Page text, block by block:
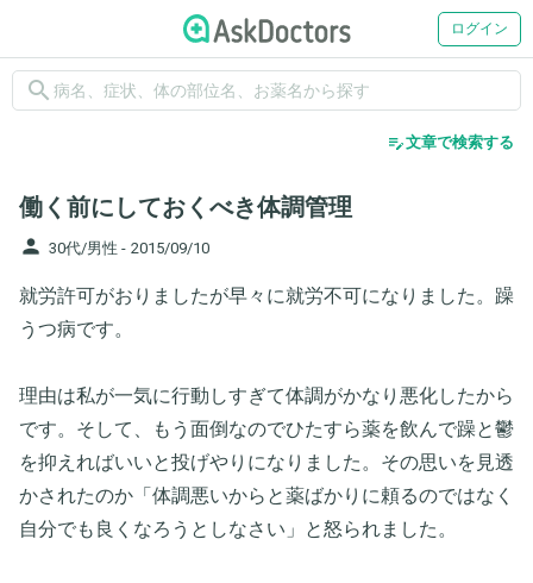
ログイン
search
edit_note文章で検索する
働く前にしておくべき体調管理
person 30代/男性 - 2015/09/10
就労許可がおりましたが早々に就労不可になりました。躁
うつ病です。
理由は私が一気に行動しすぎて体調がかなり悪化したから
です。そして、もう面倒なのでひたすら薬を飲んで躁と鬱
を抑えればいいと投げやりになりました。その思いを見透
かされたのか「体調悪いからと薬ばかりに頼るのではなく
自分でも良くなろうとしなさい」と怒られました。